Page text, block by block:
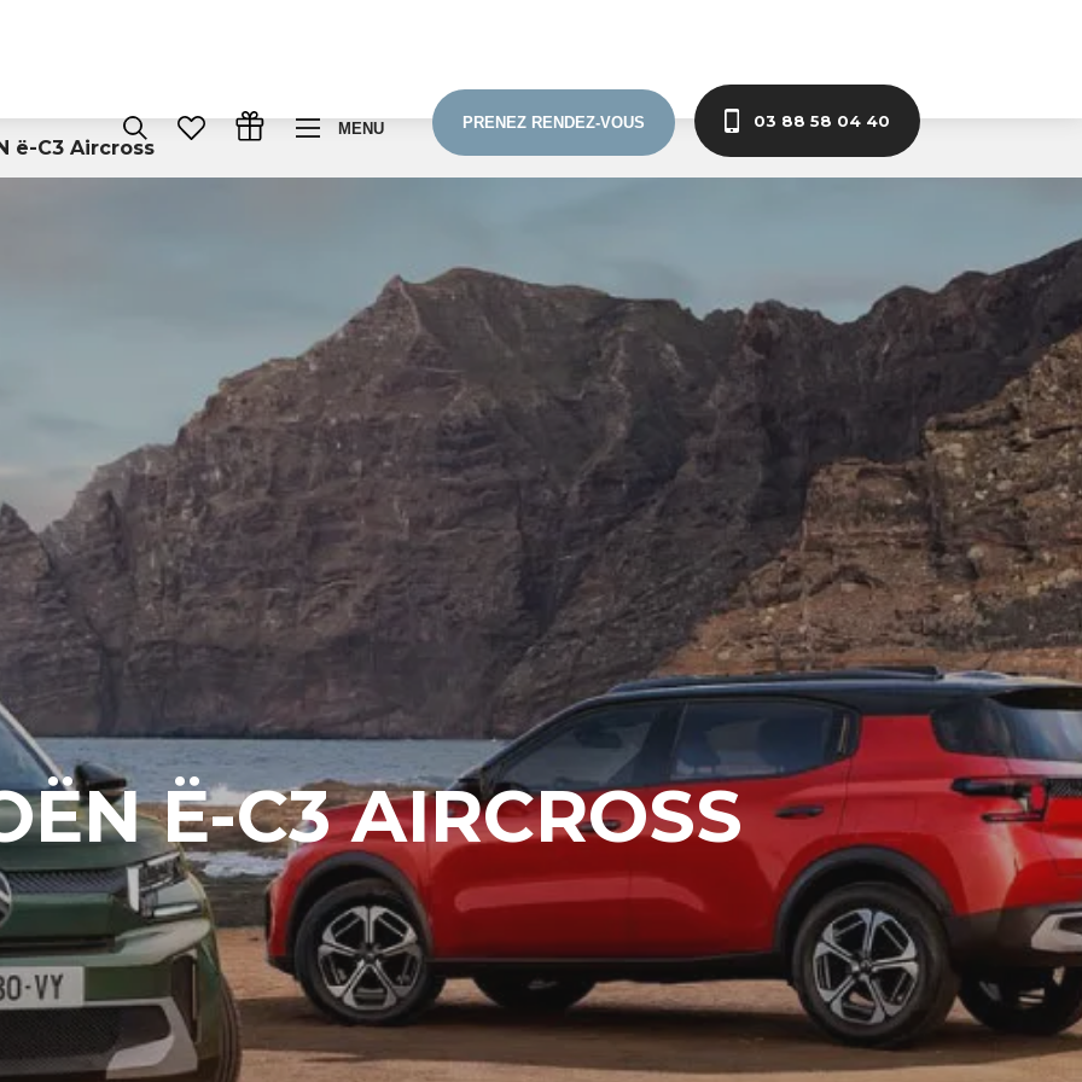
MENU PRENEZ RENDEZ-VOUS 03 88 58 04 40
ë-C3 Aircross
Ë-C3 AIRCROSS